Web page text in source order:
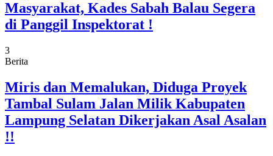
Masyarakat, Kades Sabah Balau Segera
di Panggil Inspektorat !
3
Berita
Miris dan Memalukan, Diduga Proyek
Tambal Sulam Jalan Milik Kabupaten
Lampung Selatan Dikerjakan Asal Asalan
!!